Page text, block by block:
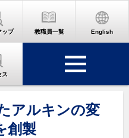
ップ 教職員一覧 English
ス
アルキンの変
創製